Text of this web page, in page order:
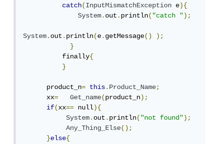
catch(InputMismatchException e){
System.out.println("catch ");
System.out.println(e.getMessage()
);
}
          finally
{
}
      product_n
= this.Product_Name;
      xx
= Get_name(product_n);
if(xx== null){
System.out.println("not found");
Any_Thing_Else();
}else{